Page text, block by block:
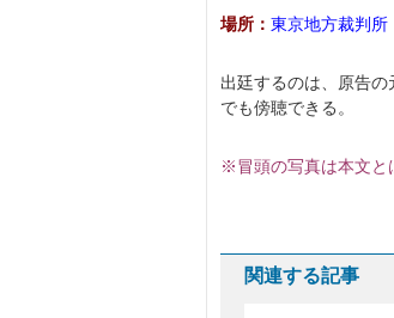
場所： 東京地方裁判
出廷するのは、原告
でも傍聴できる。
※冒頭の写真は本文と
関連する記事